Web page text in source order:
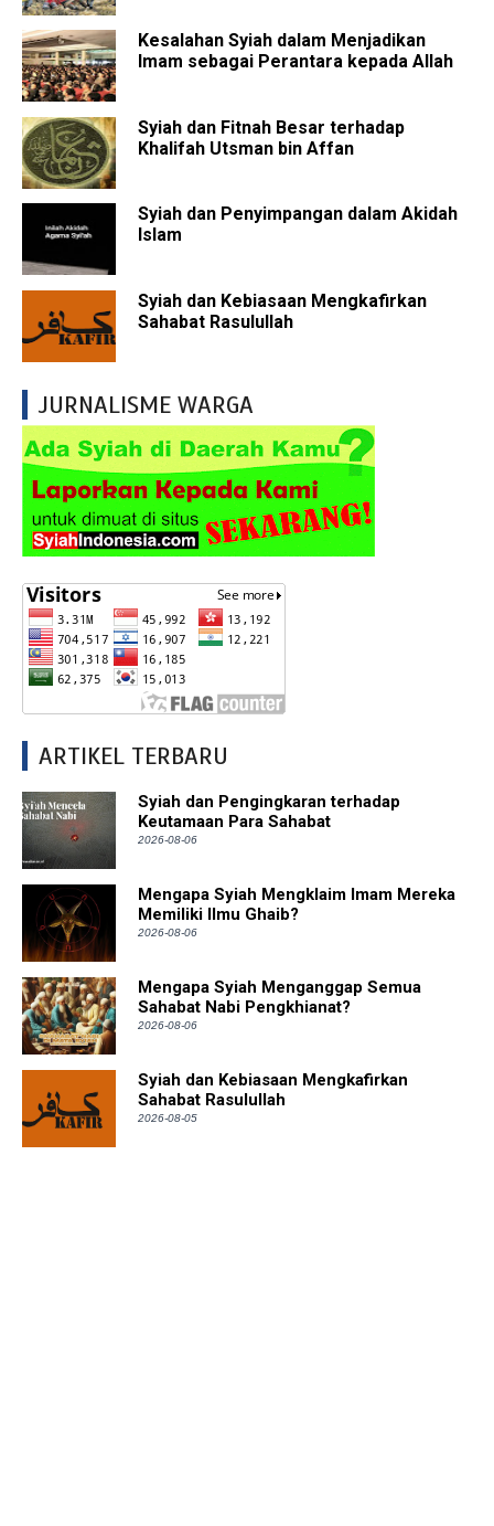
Kesalahan Syiah dalam Menjadikan
Imam sebagai Perantara kepada Allah
Syiah dan Fitnah Besar terhadap
Khalifah Utsman bin Affan
Syiah dan Penyimpangan dalam Akidah
Islam
Syiah dan Kebiasaan Mengkafirkan
Sahabat Rasulullah
JURNALISME WARGA
ARTIKEL TERBARU
Syiah dan Pengingkaran terhadap
Keutamaan Para Sahabat
2026-08-06
Mengapa Syiah Mengklaim Imam Mereka
Memiliki Ilmu Ghaib?
2026-08-06
Mengapa Syiah Menganggap Semua
Sahabat Nabi Pengkhianat?
2026-08-06
Syiah dan Kebiasaan Mengkafirkan
Sahabat Rasulullah
2026-08-05